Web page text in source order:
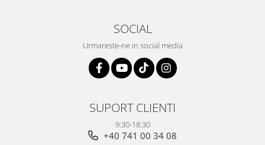
SOCIAL
Urmareste-ne in social media
SUPORT CLIENTI
9:30-18:30
+40 741 00 34 08